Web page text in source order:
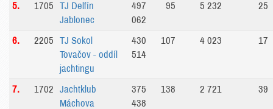
5. 1705
TJ Delfín
Jablonec
497
062
95 5 232 25
6. 2205
TJ Sokol
Tovačov - oddíl
jachtingu
430
514
107 4 023 17
7. 1702
Jachtklub
Máchova
375
438
138 2 721 39